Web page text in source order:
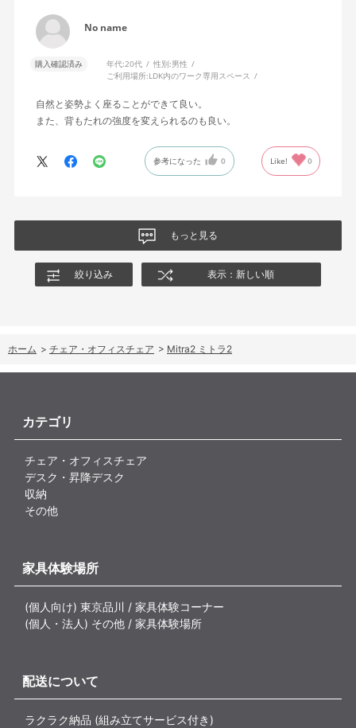
No name
購入確認済み 年代:20代 性別:男性
ご利用場所:LDK内のワーク専用スペース
自然と姿勢よく座ることができて良い。
また、背もたれの強度を変えられるのも良い。
参考になった 0 Like! 0
もっと見る
絞り込み 表示：新しい順
ホーム > チェア・オフィスチェア > Mitra2 ミトラ2
カテゴリ
チェア・オフィスチェア
デスク・昇降デスク
収納
その他
家具体験場所
(個人向け) 東京品川 / 家具体験コーナー
(個人・法人) その他 / 家具体験場所
配送について
ラクラク納品 (組み立てサービス付き)